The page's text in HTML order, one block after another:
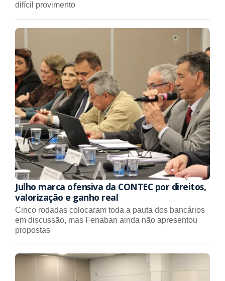
difícil provimento
Julho marca ofensiva da CONTEC por direitos,
valorização e ganho real
Cinco rodadas colocaram toda a pauta dos bancários
em discussão, mas Fenaban ainda não apresentou
propostas